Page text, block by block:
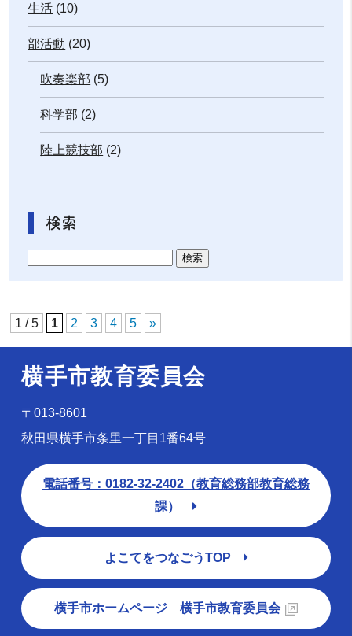
生活 (10)
部活動 (20)
吹奏楽部 (5)
科学部 (2)
陸上競技部 (2)
検索
1 / 5 1 2 3 4 5 »
横手市教育委員会
〒013-8601
秋田県横手市条里一丁目1番64号
電話番号：0182-32-2402（教育総務部教育総務
課）
よこてをつなごうTOP
横手市ホームページ 横手市教育委員会